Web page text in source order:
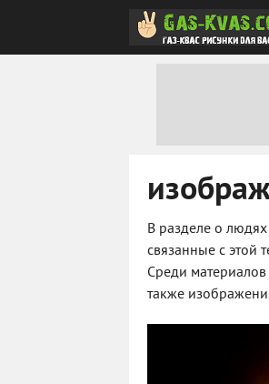
В разделе о
связанные с этой
Среди
также